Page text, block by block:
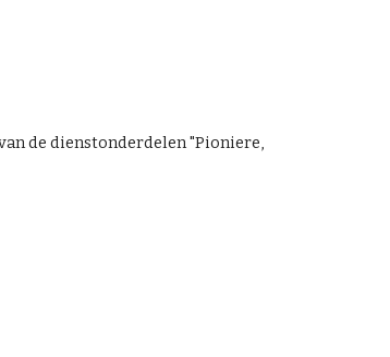
de dienstonderdelen "Pioniere,